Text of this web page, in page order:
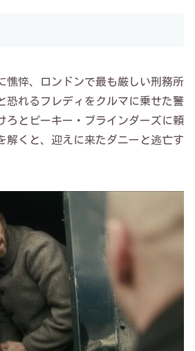
憔悴、ロンドンで最も厳しい刑務所
恐れるフレディをクルマに乗せた警
ろとピーキー・ブラインダーズに頼
解くと、迎えに来たダニーと逃亡す